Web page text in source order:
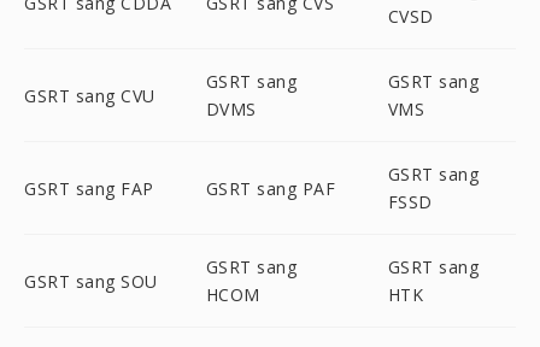
CVSD
GSRT sang CVU
GSRT sang
DVMS
GSRT sang
VMS
GSRT sang FAP GSRT sang PAF
GSRT sang
FSSD
GSRT sang SOU
GSRT sang
HCOM
GSRT sang
HTK